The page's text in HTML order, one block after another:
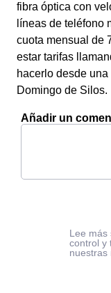
fibra óptica con
líneas de teléfono
cuota mensual de
estar tarifas
hacerlo desde
Domingo de Silos.
Añadir un
Lee más
control y
nuestras